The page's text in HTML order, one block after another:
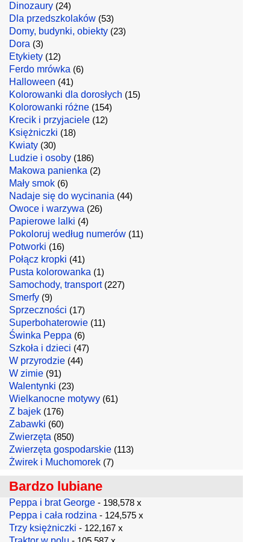
Dinozaury (24)
Dla przedszkolaków (53)
Domy, budynki, obiekty (23)
Dora (3)
Etykiety (12)
Ferdo mrówka (6)
Halloween (41)
Kolorowanki dla dorosłych (15)
Kolorowanki różne (154)
Krecik i przyjaciele (12)
Księżniczki (18)
Kwiaty (30)
Ludzie i osoby (186)
Makowa panienka (2)
Mały smok (6)
Nadaje się do wycinania (44)
Owoce i warzywa (26)
Papierowe lalki (4)
Pokoloruj według numerów (11)
Potworki (16)
Połącz kropki (41)
Pusta kolorowanka (1)
Samochody, transport(227)
Smerfy (9)
Sprzeczności (17)
Superbohaterowie (11)
Świnka Peppa (6)
Szkoła i dzieci (47)
W przyrodzie (44)
W zimie (91)
Walentynki (23)
Wielkanocne motywy (61)
Z bajek (176)
Zabawki (60)
Zwierzęta (850)
Zwierzęta gospodarskie (113)
Żwirek i Muchomorek (7)
Bardzo lubiane
Peppa i brat George - 198,578 x
Peppa i cała rodzina - 124,575 x
Trzy księżniczki - 122,167 x